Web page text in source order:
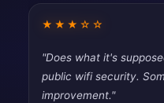
★★★☆☆
"Does what it's
public wifi security.
improvement."